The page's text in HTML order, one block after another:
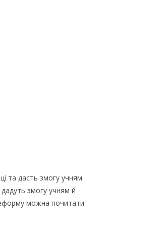
та дасть змогу учням
дадуть змогу учням й
можна почитати